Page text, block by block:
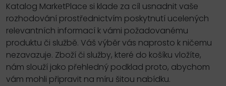
Katalog MarketPlace si klade za cíl usnadnit vaše
rozhodování prostřednictvím poskytnutí ucelených
relevantních informací k vámi požadovanému
produktu či službě. Váš výběr vás naprosto k ničemu
nezavazuje. Zboží či služby, které do košíku vložíte,
nám slouží jako přehledný podklad proto, abychom
vám mohli připravit na míru šitou nabídku.